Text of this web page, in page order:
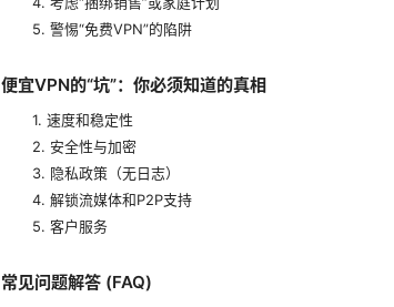
5. 警惕“免费VPN”的陷阱
便宜VPN的“坑”：你必须知道的真相
1. 速度和稳定性
2. 安全性与加密
3. 隐私政策（无日志）
4. 解锁流媒体和P2P支持
5. 客户服务
常见问题解答 (FAQ)